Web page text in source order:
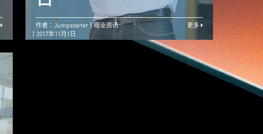
作者：Jumpstarter
商业资讯
2017年11月1日
更多